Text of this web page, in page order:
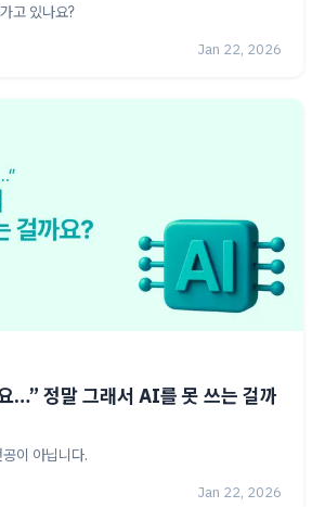
고 있나요?
Jan 22, 2026
…” 정말 그래서 AI를 못 쓰는 걸까
이 아닙니다.
Jan 22, 2026